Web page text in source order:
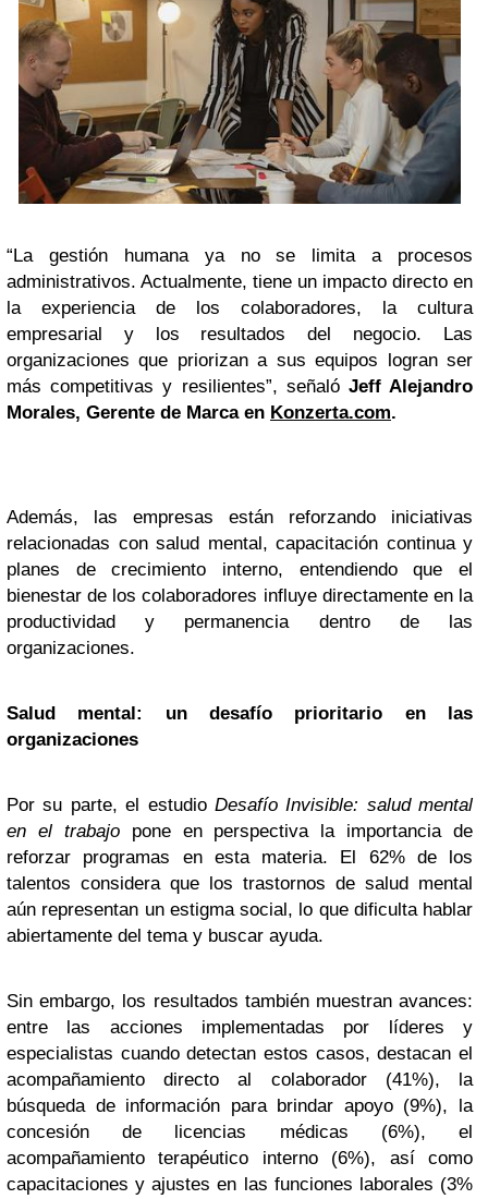
“La gestión humana ya no se limita a procesos
administrativos. Actualmente, tiene un impacto directo en
la experiencia de los colaboradores, la cultura
empresarial y los resultados del negocio. Las
organizaciones que priorizan a sus equipos logran ser
más competitivas y resilientes”, señaló Jeff Alejandro
Morales, Gerente de Marca en Konzerta.com.
Además, las empresas están reforzando iniciativas
relacionadas con salud mental, capacitación continua y
planes de crecimiento interno, entendiendo que el
bienestar de los colaboradores influye directamente en la
productividad y permanencia dentro de las
organizaciones.
Salud mental: un desafío prioritario en las
organizaciones
Por su parte, el estudio Desafío Invisible: salud mental
en el trabajopone en perspectiva la importancia de
reforzar programas en esta materia. El 62% de los
talentos considera que los trastornos de salud mental
aún representan un estigma social, lo que dificulta hablar
abiertamente del tema y buscar ayuda.
Sin embargo, los resultados también muestran avances:
entre las acciones implementadas por líderes y
especialistas cuando detectan estos casos, destacan el
acompañamiento directo al colaborador (41%), la
búsqueda de información para brindar apoyo (9%), la
concesión de licencias médicas (6%), el
acompañamiento terapéutico interno (6%), así como
capacitaciones y ajustes en las funciones laborales (3%